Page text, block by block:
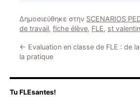
Δημοσιεύθηκε στην SCENARIOS
de travail, fiche élève, FLE, st valentin
← Evaluation en classe de FLE : de
la pratique
Tu FLEsantes!